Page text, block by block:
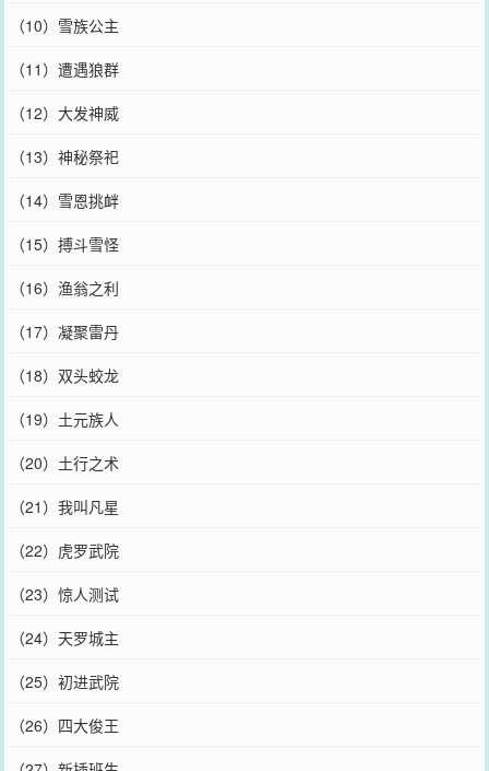
（10）雪族公主
（11）遭遇狼群
（12）大发神威
（13）神秘祭祀
（14）雪恩挑衅
（15）搏斗雪怪
（16）渔翁之利
（17）凝聚雷丹
（18）双头蛟龙
（19）土元族人
（20）土行之术
（21）我叫凡星
（22）虎罗武院
（23）惊人测试
（24）天罗城主
（25）初进武院
（26）四大俊王